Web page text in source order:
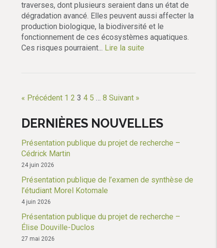
traverses, dont plusieurs seraient dans un état de
dégradation avancé. Elles peuvent aussi affecter la
production biologique, la biodiversité et le
fonctionnement de ces écosystèmes aquatiques.
Ces risques pourraient... Lire la suite
« Précédent 1 2 3 4 5 … 8 Suivant »
DERNIÈRES NOUVELLES
Présentation publique du projet de recherche –
Cédrick Martin
24 juin 2026
Présentation publique de l’examen de synthèse de
l’étudiant Morel Kotomale
4 juin 2026
Présentation publique du projet de recherche –
Élise Douville-Duclos
27 mai 2026